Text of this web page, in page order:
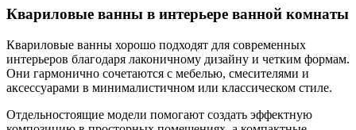
Квариловые ванны в интерьере ванной комнаты
Квариловые ванны хорошо подходят для современных
интерьеров благодаря лаконичному дизайну и четким формам.
Они гармонично сочетаются с мебелью, смесителями и
аксессуарами в минималистичном или классическом стиле.
Отдельностоящие модели помогают создать эффектную